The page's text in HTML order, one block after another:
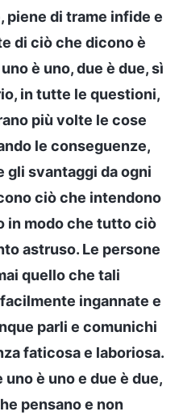
di trame infide e
di ciò che dicono è
è uno, due è due, sì
in tutte le questioni,
più volte le cose
le conseguenze,
gli svantaggi da ogni
ciò che intendono
in modo che tutto ciò
astruso. Le persone
quello che tali
ingannate e
parli e comunichi
faticosa e laboriosa.
è uno e due è due,
pensano e non